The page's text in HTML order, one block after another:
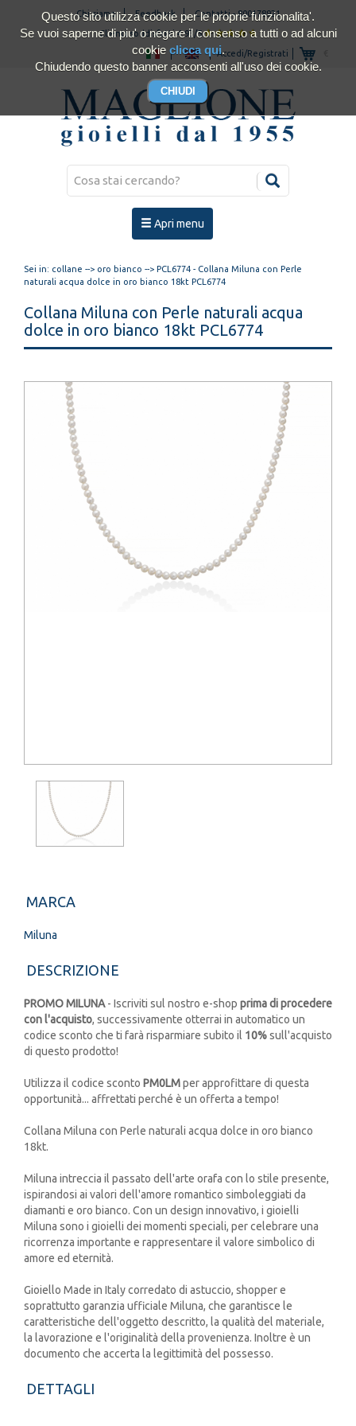
Chi siamo Feedback Contatti-800178921
Clienti soddisfatti 4.93/5
Accedi/Registrati
Apri menu
Sei in: collane --> oro bianco --> PCL6774 - Collana Miluna con Perle
naturali acqua dolce in oro bianco 18kt PCL6774
Collana Miluna con Perle naturali acqua
dolce in oro bianco 18kt PCL6774
MARCA
Miluna
DESCRIZIONE
PROMO MILUNA- Iscriviti sul nostro e-shop prima di procedere
con l'acquisto, successivamente otterrai in automatico un
codice sconto che ti farà risparmiare subito il 10%sull'acquisto
di questo prodotto!
Utilizza il codice sconto PM0LMper approfittare di questa
opportunità... affrettati perché è un offerta a tempo!
Collana Miluna con Perle naturali acqua dolce in oro bianco
18kt.
Miluna intreccia il passato dell'arte orafa con lo stile presente,
ispirandosi ai valori dell'amore romantico simboleggiati da
diamanti e oro bianco. Con un design innovativo, i gioielli
Miluna sono i gioielli dei momenti speciali, per celebrare una
ricorrenza importante e rappresentare il valore simbolico di
amore ed eternità.
Gioiello Made in Italy corredato di astuccio, shopper e
soprattutto garanzia ufficiale Miluna, che garantisce le
caratteristiche dell'oggetto descritto, la qualità del materiale,
la lavorazione e l'originalità della provenienza. Inoltre è un
documento che accerta la legittimità del possesso.
DETTAGLI
Questo sito utilizza cookie per le proprie funzionalita'.
Se vuoi saperne di piu' o negare il consenso a tutti o ad alcuni
cookie clicca qui.
Chiudendo questo banner acconsenti all'uso dei cookie.